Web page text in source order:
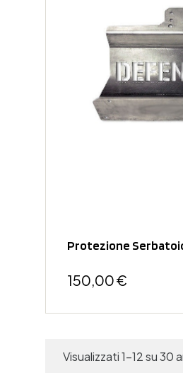
Protezione
150,00 €
Visualizzati 1-12 su 30